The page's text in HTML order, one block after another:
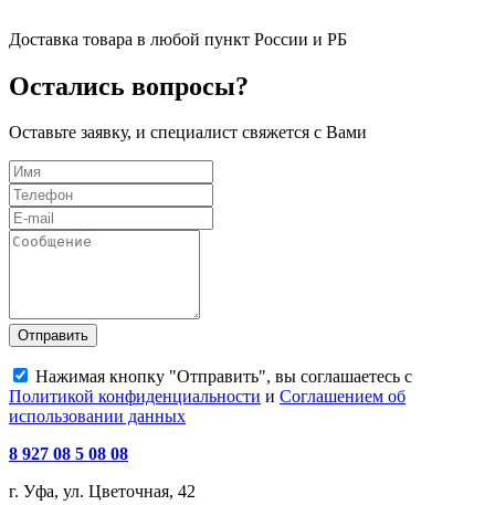
Доставка товара в любой пункт России и РБ
Остались вопросы?
Оставьте заявку, и специалист свяжется с Вами
Отправить
Нажимая кнопку "Отправить", вы соглашаетесь с
Политикой конфиденциальности и Соглашением об
использовании данных
8 927 08 5 08 08
г. Уфа, ул. Цветочная, 42